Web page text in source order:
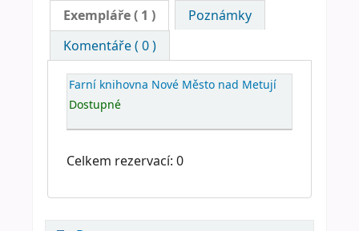
Exempláře( 1 )
Poznámky
Komentáře ( 0 )
Farní knihovna Nové Město nad Metují
Dostupné
Celkem rezervací: 0